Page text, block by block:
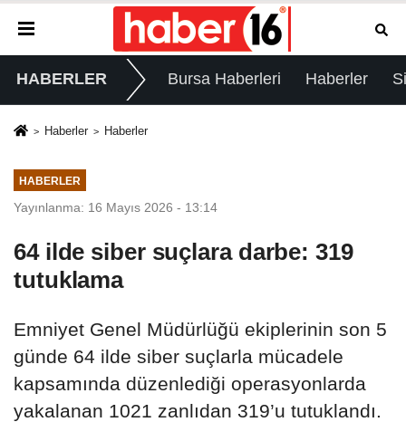
HABERLER Bursa Haberleri Haberler
Haberler Haberler
HABERLER
Yayınlanma: 16 Mayıs 2026 - 13:14
64 ilde siber suçlara darbe: 319
tutuklama
Emniyet Genel Müdürlüğü ekiplerinin son 5
günde 64 ilde siber suçlarla mücadele
kapsamında düzenlediği operasyonlarda
yakalanan 1021 zanlıdan 319’u tutuklandı.